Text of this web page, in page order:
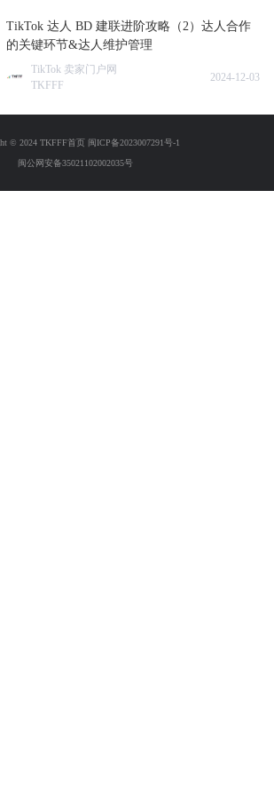
TikTok 达人 BD 建联进阶攻略（2）达人合作
的关键环节&达人维护管理
TikTok 卖家门户网
TKFFF
2024-12-03
© 2024 TKFFF首页 闽ICP备2023007291号-1
闽公网安备35021102002035号